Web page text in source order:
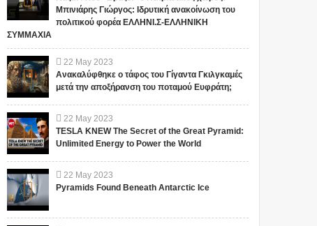
Μπινιάρης Γιώργος: Ιδρυτική ανακοίνωση του
πολιτικού φορέα ΕΛΛΗΝΙ.Σ-ΕΛΛΗΝΙΚΗ
ΣΥΜΜΑΧΙΑ
22 May 2023
Ανακαλύφθηκε ο τάφος του Γίγαντα Γκιλγκαμές
μετά την αποξήρανση του ποταμού Ευφράτη;
22 May 2023
TESLA KNEW The Secret of the Great Pyramid:
Unlimited Energy to Power the World
22 May 2023
Pyramids Found Beneath Antarctic Ice